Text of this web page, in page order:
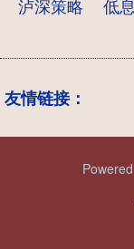
泸深策略 低
友情链接：